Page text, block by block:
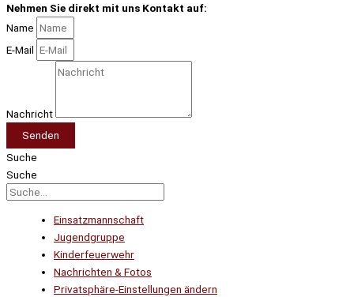
Nehmen Sie direkt mit uns Kontakt auf:
Name
E-Mail
Nachricht
Senden
Suche
Suche
Einsatzmannschaft
Jugendgruppe
Kinderfeuerwehr
Nachrichten & Fotos
Privatsphäre-Einstellungen ändern